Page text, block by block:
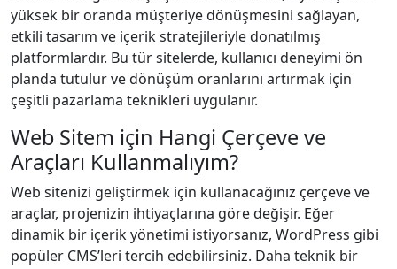
yüksek bir oranda müşteriye dönüşmesini sağlayan,
etkili tasarım ve içerik stratejileriyle donatılmış
platformlardır. Bu tür sitelerde, kullanıcı deneyimi ön
planda tutulur ve dönüşüm oranlarını artırmak için
çeşitli pazarlama teknikleri uygulanır.
Web Sitem için Hangi Çerçeve ve
Araçları Kullanmalıyım?
Web sitenizi geliştirmek için kullanacağınız çerçeve ve
araçlar, projenizin ihtiyaçlarına göre değişir. Eğer
dinamik bir içerik yönetimi istiyorsanız, WordPress gibi
popüler CMS’leri tercih edebilirsiniz. Daha teknik bir